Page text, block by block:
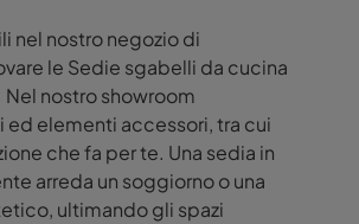
nel nostro negozio di
le Sedie sgabelli da cucina
nostro showroom
elementi accessori, tra cui
che fa per te. Una sedia in
arreda un soggiorno o una
ultimando gli spazi